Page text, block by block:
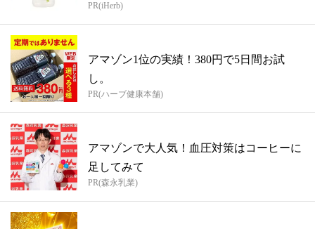
PR(iHerb)
アマゾン1位の実績！380円で5日間お試
し。
PR(ハーブ健康本舗)
アマゾンで大人気！血圧対策はコーヒーに
足してみて
PR(森永乳業)